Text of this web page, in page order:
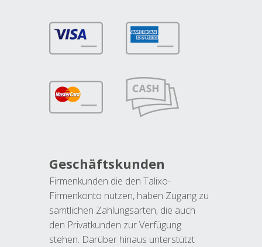
Geschäftskunden
Firmenkunden die den Talixo-
Firmenkonto nutzen, haben Zugang zu
sämtlichen Zahlungsarten, die auch
den Privatkunden zur Verfügung
stehen. Darüber hinaus unterstützt